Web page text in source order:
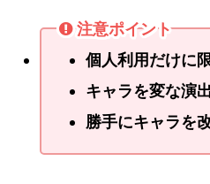
注意ポイント
個人利用だけに
キャラを変な演
勝手にキャラを